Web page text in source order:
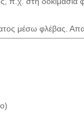
μέσω φλέβας.